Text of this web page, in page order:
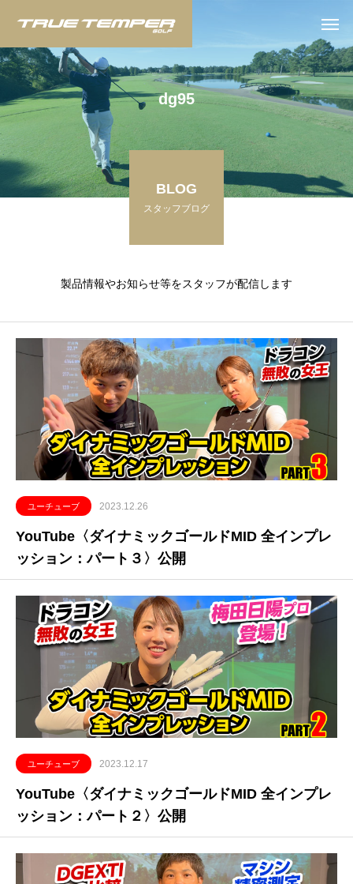
dg95
BLOG
スタッフブログ
製品情報やお知らせ等をスタッフが配信します
ユーチューブ 2023.12.26
YouTube〈ダイナミックゴールドMID 全インプレ
ッション：パート３〉公開
ユーチューブ 2023.12.17
YouTube〈ダイナミックゴールドMID 全インプレ
ッション：パート２〉公開